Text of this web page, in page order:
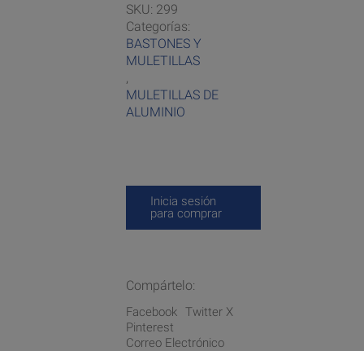
SKU: 299
Categorías:
BASTONES Y
MULETILLAS
,
MULETILLAS DE
ALUMINIO
Inicia sesión
para comprar
Compártelo:
Facebook Twitter X
Pinterest
Correo Electrónico